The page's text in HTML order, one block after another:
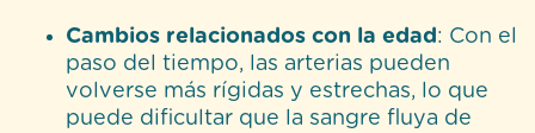
Cambios relacionados con la edad: Con el
paso del tiempo, las arterias pueden
volverse más rígidas y estrechas, lo que
puede dificultar que la sangre fluya de